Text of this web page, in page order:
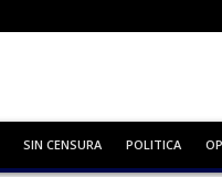
SIN CENSURA POLITICA